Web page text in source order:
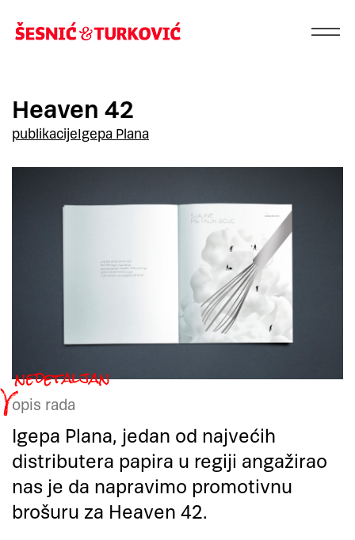
Heaven 42
publikacijeIgepa Plana
opis rada
Igepa Plana, jedan od najvećih
distributera papira u regiji angažirao
nas je da napravimo promotivnu
brošuru za Heaven 42.